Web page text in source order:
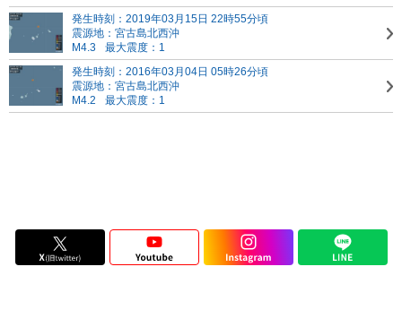
発生時刻：2019年03月15日 22時55分頃
震源地：宮古島北西沖
M4.3
最大震度：1
発生時刻：2016年03月04日 05時26分頃
震源地：宮古島北西沖
M4.2
最大震度：1